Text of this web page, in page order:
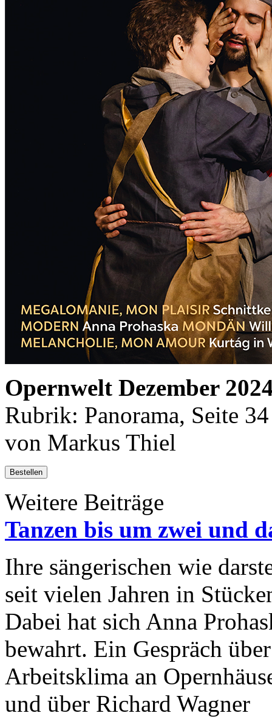
Opernwelt Dezember
Rubrik: Panorama, Seite 34
von Markus Thiel
Bestellen
Weitere Beiträge
Tanzen bis um zwei und
Ihre sängerischen wie
seit vielen Jahren in
Dabei hat sich Anna
bewahrt. Ein Gespräch
Arbeitsklima an
und über Richard Wagner